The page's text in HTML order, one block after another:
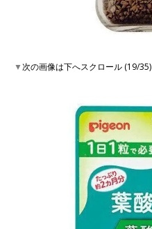
▼次の画像は下へスクロール (19/35)